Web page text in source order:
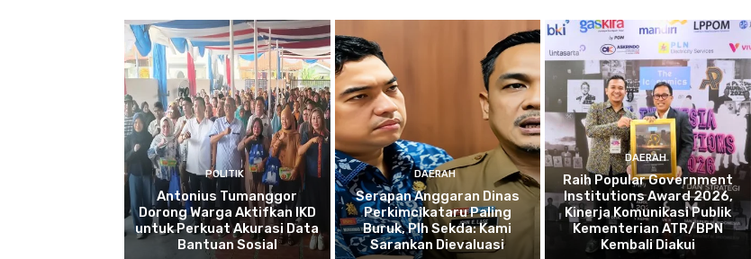
POLITIK
Antonius Tumanggor
Dorong Warga Aktifkan IKD
untuk Perkuat Akurasi Data
Bantuan Sosial
DAERAH
Serapan Anggaran Dinas
Perkimcikataru Paling
Buruk, Plh Sekda: Kami
Sarankan Dievaluasi
DAERAH
Raih Popular Government
Institutions Award 2026,
Kinerja Komunikasi Publik
Kementerian ATR/BPN
Kembali Diakui